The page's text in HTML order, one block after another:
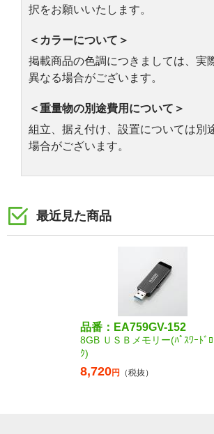
択をお願いいたします。
＜カラーについて＞
掲載商品の色調につきましては、実
異なる場合がございます。
＜重量物の別途費用について＞
組立、据え付け、設置については別
場合がございます。
最近見た商品
品番：EA759GV-152
8GB ＵＳＢメモリー(ﾊﾟｽﾜｰﾄﾞﾛ
ｸ)
8,720円 （税抜）